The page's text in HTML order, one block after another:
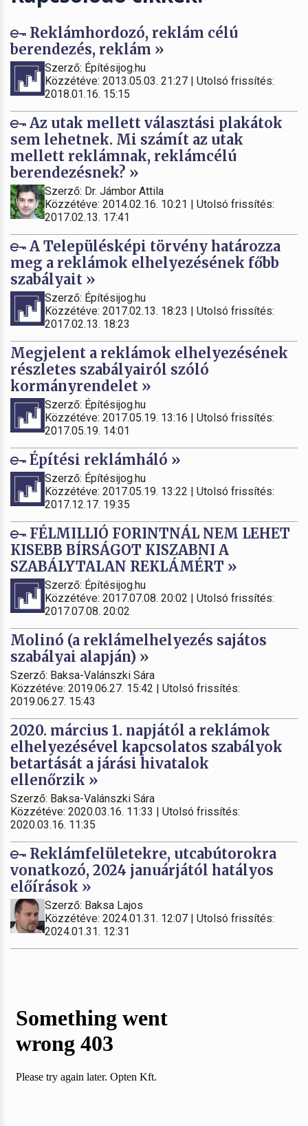
Reklámhordozó, reklám célú
berendezés, reklám »
Szerző: Építésijog.hu
Közzétéve: 2013.05.03. 21:27 | Utolsó frissítés:
2018.01.16. 15:15
Az utak mellett választási plakátok
sem lehetnek. Mi számít az utak
mellett reklámnak, reklámcélú
berendezésnek? »
Szerző: Dr. Jámbor Attila
Közzétéve: 2014.02.16. 10:21 | Utolsó frissítés:
2017.02.13. 17:41
A Településképi törvény határozza
meg a reklámok elhelyezésének főbb
szabályait »
Szerző: Építésijog.hu
Közzétéve: 2017.02.13. 18:23 | Utolsó frissítés:
2017.02.13. 18:23
Megjelent a reklámok elhelyezésének
részletes szabályairól szóló
kormányrendelet »
Szerző: Építésijog.hu
Közzétéve: 2017.05.19. 13:16 | Utolsó frissítés:
2017.05.19. 14:01
Építési reklámháló »
Szerző: Építésijog.hu
Közzétéve: 2017.05.19. 13:22 | Utolsó frissítés:
2017.12.17. 19:35
FÉLMILLIÓ FORINTNÁL NEM LEHET
KISEBB BÍRSÁGOT KISZABNI A
SZABÁLYTALAN REKLÁMÉRT »
Szerző: Építésijog.hu
Közzétéve: 2017.07.08. 20:02 | Utolsó frissítés:
2017.07.08. 20:02
Molinó (a reklámelhelyezés sajátos
szabályai alapján) »
Szerző: Baksa-Valánszki Sára
Közzétéve: 2019.06.27. 15:42 | Utolsó frissítés:
2019.06.27. 15:43
2020. március 1. napjától a reklámok
elhelyezésével kapcsolatos szabályok
betartását a járási hivatalok
ellenőrzik »
Szerző: Baksa-Valánszki Sára
Közzétéve: 2020.03.16. 11:33 | Utolsó frissítés:
2020.03.16. 11:35
Reklámfelületekre, utcabútorokra
vonatkozó, 2024 januárjától hatályos
előírások »
Szerző: Baksa Lajos
Közzétéve: 2024.01.31. 12:07 | Utolsó frissítés:
2024.01.31. 12:31